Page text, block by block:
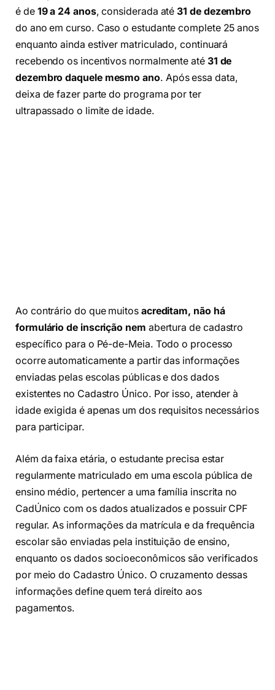
é de 19 a 24 anos, considerada até31 de dezembro
do ano em curso. Caso o estudante complete 25 anos
enquanto ainda estiver matriculado, continuará
recebendo os incentivos normalmente até 31 de
dezembro daquele mesmo ano. Após essa data,
deixa de fazer parte do programa por ter
ultrapassado o limite de idade.
Ao contrário do que muitosacreditam, não há
formulário de inscrição nem abertura de cadastro
específico para o Pé-de-Meia. Todo o processo
ocorre automaticamente a partir das informações
enviadas pelas escolas públicas e dos dados
existentes no Cadastro Único. Por isso, atender à
idade exigida é apenas um dos requisitos necessários
para participar.
Além da faixa etária, o estudante precisa estar
regularmente matriculado em uma escola pública de
ensino médio, pertencer a uma família inscrita no
CadÚnico com os dados atualizados e possuir CPF
regular. As informações da matrícula e da frequência
escolar são enviadas pela instituição de ensino,
enquanto os dados socioeconômicos são verificados
por meio do Cadastro Único. O cruzamento dessas
informações define quem terá direito aos
pagamentos.